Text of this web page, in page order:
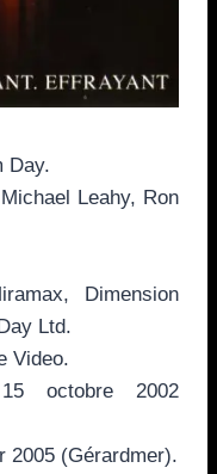
Day.
Leahy, Ron
Dimension
Ltd.
Video.
octobre 2002
2005 (Gérardmer).